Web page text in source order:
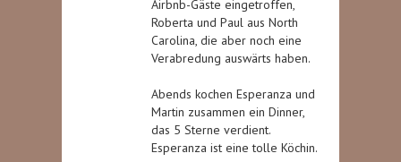
Airbnb-Gäste eingetroffen,
Roberta und Paul aus North
Carolina, die aber noch eine
Verabredung auswärts haben.
Abends kochen Esperanza und
Martin zusammen ein Dinner,
das 5 Sterne verdient.
Esperanza ist eine tolle Köchin.